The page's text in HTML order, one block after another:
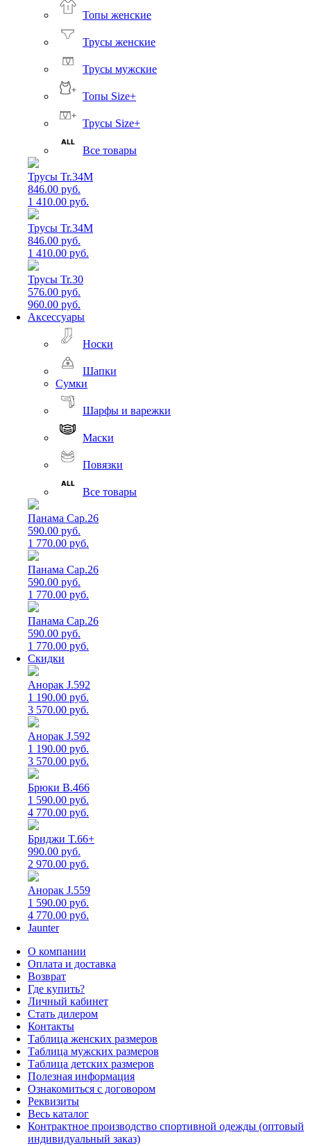
Топы женские
Трусы женские
Трусы мужские
Топы Size+
Трусы Size+
Все товары
Трусы Tr.34M
846.00 руб.
1 410.00 руб.
Трусы Tr.34M
846.00 руб.
1 410.00 руб.
Трусы Tr.30
576.00 руб.
960.00 руб.
Аксессуары
Носки
Шапки
Сумки
Шарфы и варежки
Маски
Повязки
Все товары
Панама Cap.26
590.00 руб.
1 770.00 руб.
Панама Cap.26
590.00 руб.
1 770.00 руб.
Панама Cap.26
590.00 руб.
1 770.00 руб.
Скидки
Анорак J.592
1 190.00 руб.
3 570.00 руб.
Анорак J.592
1 190.00 руб.
3 570.00 руб.
Брюки B.466
1 590.00 руб.
4 770.00 руб.
Бриджи T.66+
990.00 руб.
2 970.00 руб.
Анорак J.559
1 590.00 руб.
4 770.00 руб.
Jaunter
О компании
Оплата и доставка
Возврат
Где купить?
Личный кабинет
Стать дилером
Контакты
Таблица женских размеров
Таблица мужских размеров
Таблица детских размеров
Полезная информация
Ознакомиться с договором
Реквизиты
Весь каталог
Контрактное производство спортивной одежды (оптовый
индивидуальный заказ)